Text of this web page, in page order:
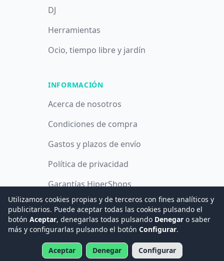
DJ
Herramientas
Ocio, tiempo libre y jardín
INFORMACIÓN
Acerca de nosotros
Condiciones de compra
Gastos y plazos de envío
Política de privacidad
Garantías HiperShops
Política de cookies
© 2008 -2026Hogar Digital e Inmótica Ingenieros, S.L.
Utilizamos cookies propias y de terceros con fines analíticos y
publicitarios. Puede aceptar todas las cookies pulsando el
botón Aceptar, denegarlas todas pulsando Denegar o saber
más y configurarlas pulsando el botón Configurar.
Aceptar Denegar Configurar